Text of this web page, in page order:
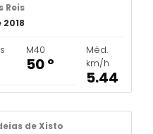
Reis
M40
50 º
Méd.
km/h
5.44
de Xisto